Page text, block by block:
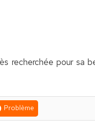
recherchée pour sa
Problème